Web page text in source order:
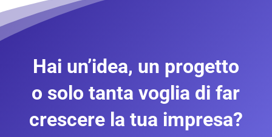
Hai un’idea, un progetto
o solo tanta voglia di far
crescere la tua impresa?